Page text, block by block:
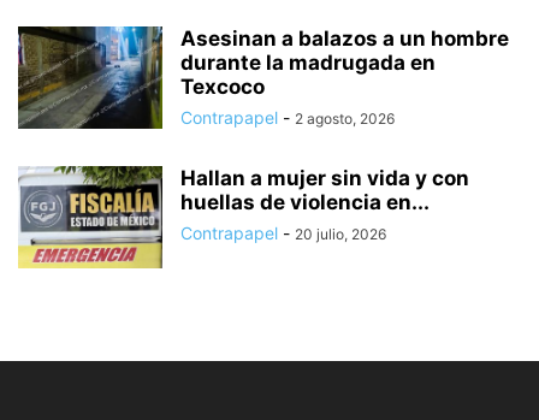
Asesinan a balazos a un hombre
durante la madrugada en
Texcoco
Contrapapel - 2 agosto, 2026
Hallan a mujer sin vida y con
huellas de violencia en...
Contrapapel - 20 julio, 2026